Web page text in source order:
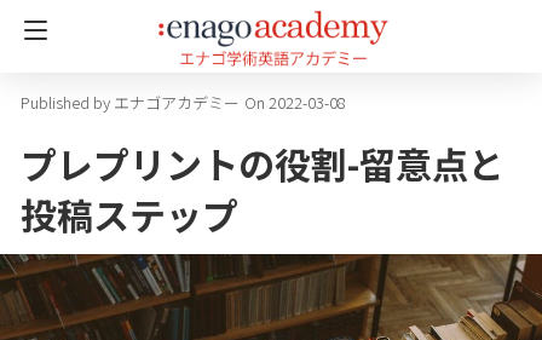
エナゴアカデミー On 2022-03-08
プレプリントの役割-留意点と
投稿ステップ